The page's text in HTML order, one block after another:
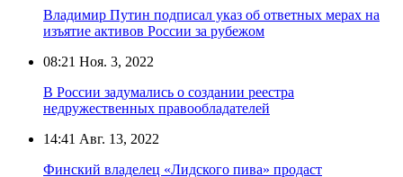
Владимир Путин подписал указ об ответных мерах на
изъятие активов России за рубежом
08:21 Ноя. 3, 2022
В России задумались о создании реестра
недружественных правообладателей
14:41 Авг. 13, 2022
Финский владелец «Лидского пива» продаст